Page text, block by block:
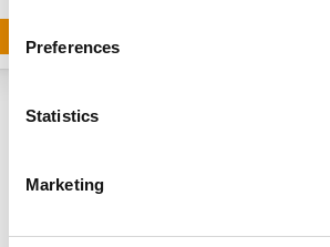
Preferences
Statistics
Marketing